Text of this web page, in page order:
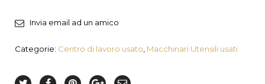
Invia email ad un amico
Categorie: Centro di lavoro usato Macchinari Utensili usati